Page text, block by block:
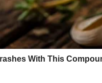
stabilnija nego